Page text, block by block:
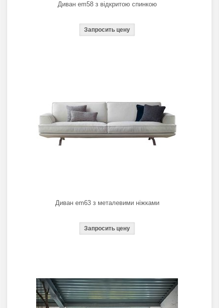
Диван em58 з відкритою спинкою
Диван em63 з металевими ніжками